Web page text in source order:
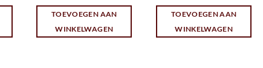
TOEVOEGEN AAN
WINKELWAGEN
TOEVOEGEN AAN
WINKELWAGEN